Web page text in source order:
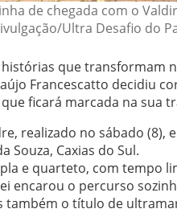
de chegada com o
Ultra Desafio do
que transformam
Francescatto decidiu
ficará marcada na sua
realizado no sábado (8),
Souza, Caxias do Sul.
e quarteto, com tempo
encarou o percurso
também o título de